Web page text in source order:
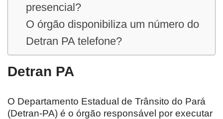
presencial?
O órgão disponibiliza um número do
Detran PA telefone?
Detran PA
O Departamento Estadual de Trânsito do Pará
(Detran-PA) é o órgão responsável por executar